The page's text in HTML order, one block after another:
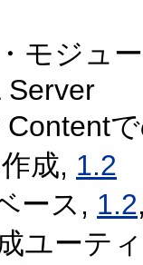
モジュ
Server
Content
成, 1.2
ース, 1.2
ユーテ